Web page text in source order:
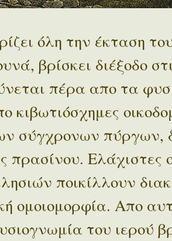
όλη την έκταση
βρίσκει διέξοδο
πέρα απο τα
κιβωτιόσχημες
σύγχρονων πύργων,
πρασίνου.
ποικίλλουν
ομοιομορφία. Απο
του ιερού